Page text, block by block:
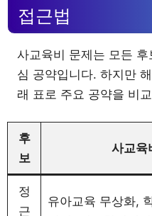
접근법
사교육비 문제는 모든
심 공약입니다. 하지만
래 표로 주요 공약을 비
후
보
사교육
정
근
유아교육 무상화,